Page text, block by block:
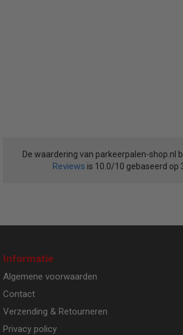
De waardering van parkeerpalen-shop.nl
Reviews is 10.0/10 gebaseerd op
Informatie
Algemene voorwaarden
Contact
Verzending & Retourneren
Privacy policy